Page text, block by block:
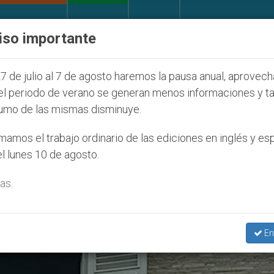
ONU se pronuncia
Completo Del Ángelus Del
De 2017’
importante
de julio al 7 de agosto haremos la pausa anual,
periodo de verano se generan menos informaciones y
de las mismas disminuye.
el trabajo ordinario de las ediciones en inglés y
lunes 10 de agosto.